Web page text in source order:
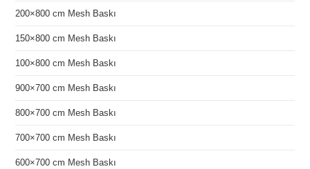
200×800 cm Mesh Baskı
150×800 cm Mesh Baskı
100×800 cm Mesh Baskı
900×700 cm Mesh Baskı
800×700 cm Mesh Baskı
700×700 cm Mesh Baskı
600×700 cm Mesh Baskı